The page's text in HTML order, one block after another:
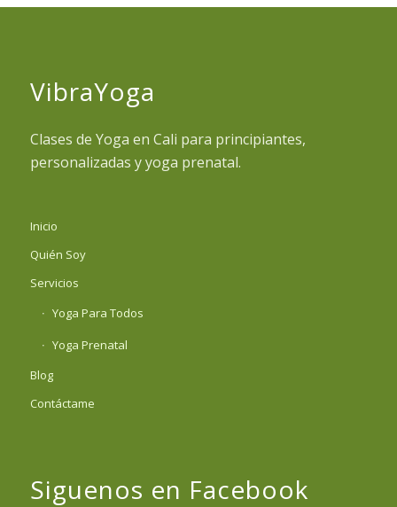
VibraYoga
Clases de Yoga en Cali para principiantes,
personalizadas y yoga prenatal.
Inicio
Quién Soy
Servicios
Yoga Para Todos
Yoga Prenatal
Blog
Contáctame
Siguenos en Facebook